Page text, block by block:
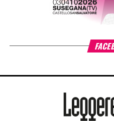
«L’estensione di
Giovanni
–. L’esperienza ci
bambini e rafforzi il ruolo
nell’ambito di Anita –
#ioleggoperché sta nella